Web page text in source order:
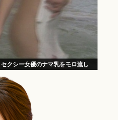
クシー女優のナマ乳をモロ流し